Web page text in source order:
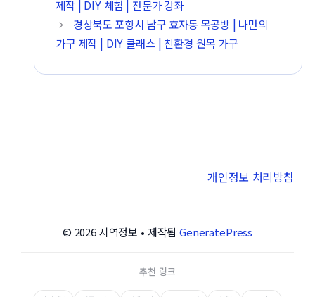
제작 | DIY 체험 | 전문가 강좌
경상북도 포항시 남구 효자동 목공방 | 나만의
가구 제작 | DIY 클래스 | 친환경 원목 가구
개인정보 처리방침
© 2026 지역정보 • 제작됨GeneratePress
추천 링크